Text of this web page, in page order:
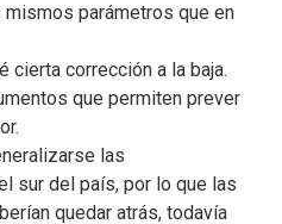
parámetros que en
cierta corrección a la baja.
que permiten prever
las
sur del país, por lo que las
quedar atrás, todavía